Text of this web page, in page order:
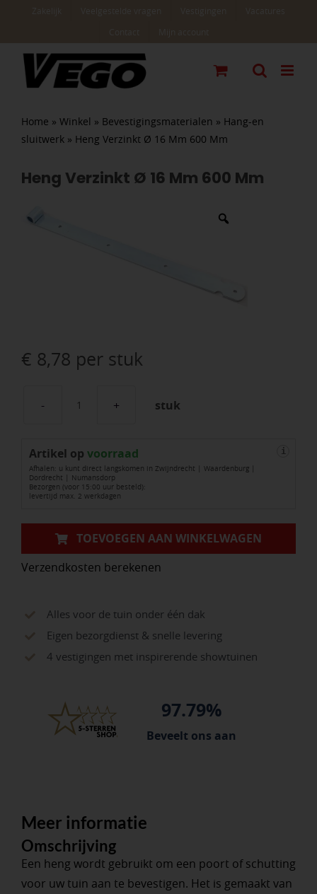
Home » Winkel » Bevestigingsmaterialen » Hang-en
sluitwerk» Heng Verzinkt Ø 16 Mm 600 Mm
Heng Verzinkt Ø 16 Mm 600 Mm
€ 8,78 per stuk
Heng
Ø
16
Mm
Mm
aantal
stuk
Artikel op voorraad
Afhalen: u kunt direct langskomen in Zwijndrecht | Waardenburg |
Dordrecht | Numansdorp
Bezorgen (voor 15:00 uur besteld):
levertijd max. 2 werkdagen
i
TOEVOEGEN AAN WINKELWAGEN
Verzendkosten berekenen
Alles voor de tuin onder één dak
Eigen bezorgdienst & snelle levering
4 vestigingen met inspirerende showtuinen
97.79%
Beveelt ons aan
Meer informatie
Omschrijving
Een heng wordt gebruikt om een ​​poort of schutting
voor uw tuin aan te bevestigen. Het is gemaakt van